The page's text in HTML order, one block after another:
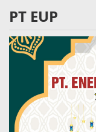
PT EUP